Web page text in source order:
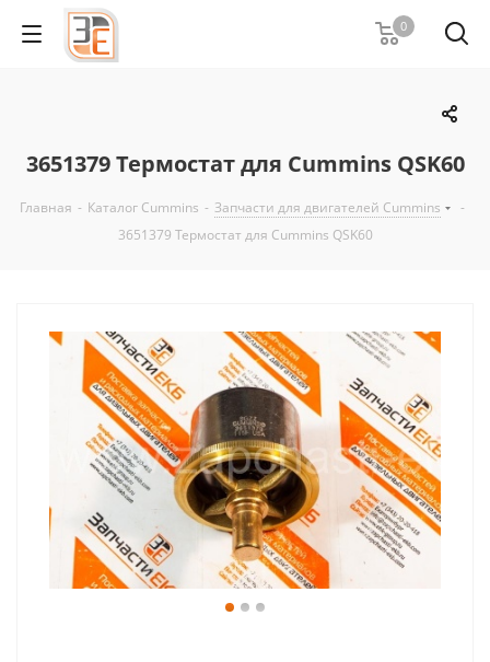
0
3651379 Термостат для Cummins QSK60
Главная - Каталог Cummins - Запчасти для двигателей Cummins
-
3651379 Термостат для Cummins QSK60